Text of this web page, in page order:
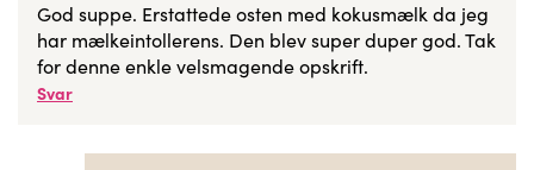
God suppe. Erstattede osten med kokusmælk da jeg
har mælkeintollerens. Den blev super duper god. Tak
for denne enkle velsmagende opskrift.
Svar